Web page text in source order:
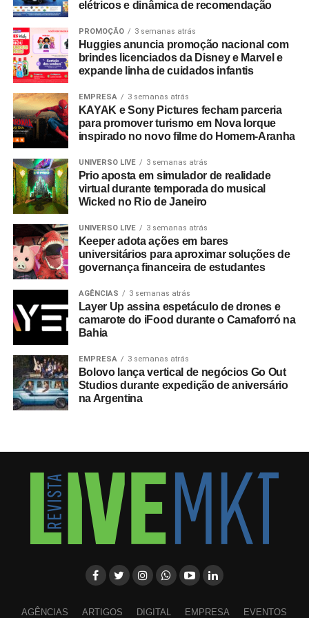
elétricos e dinâmica de recomendação
PROMOÇÃO 3 semanas atrás
Huggies anuncia promoção nacional com
brindes licenciados da Disney e Marvel e
expande linha de cuidados infantis
EMPRESA 3 semanas atrás
KAYAK e Sony Pictures fecham parceria
para promover turismo em Nova Iorque
inspirado no novo filme do Homem-Aranha
UNIVERSO LIVE 3 semanas atrás
Prio aposta em simulador de realidade
virtual durante temporada do musical
Wicked no Rio de Janeiro
UNIVERSO LIVE 3 semanas atrás
Keeper adota ações em bares
universitários para aproximar soluções de
governança financeira de estudantes
AGÊNCIAS 3 semanas atrás
Layer Up assina espetáculo de drones e
camarote do iFood durante o Camaforró na
Bahia
EMPRESA 3 semanas atrás
Bolovo lança vertical de negócios Go Out
Studios durante expedição de aniversário
na Argentina
AGÊNCIAS ARTIGOS DIGITAL EMPRESA EVENTOS